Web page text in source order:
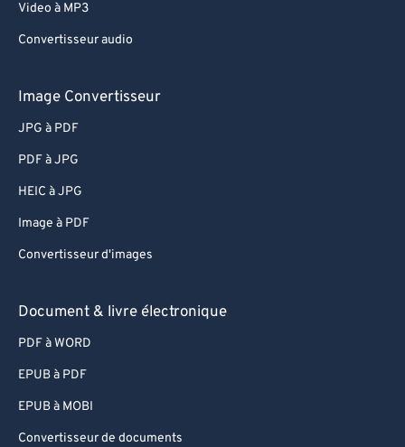
Video à MP3
Convertisseur audio
Image Convertisseur
JPG à PDF
PDF à JPG
HEIC à JPG
Image à PDF
Convertisseur d'images
Document & livre électronique
PDF à WORD
EPUB à PDF
EPUB à MOBI
Convertisseur de documents